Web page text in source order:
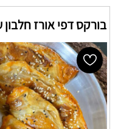
בורקס דפי אורז חלבון